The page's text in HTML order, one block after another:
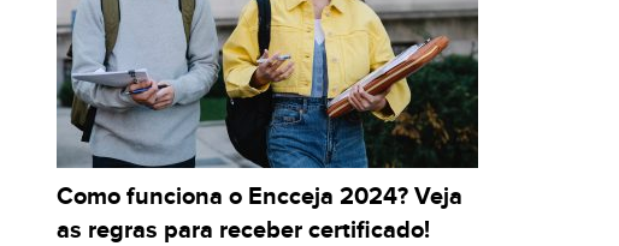
Como funciona o Encceja 2024? Veja
as regras para receber certificado!